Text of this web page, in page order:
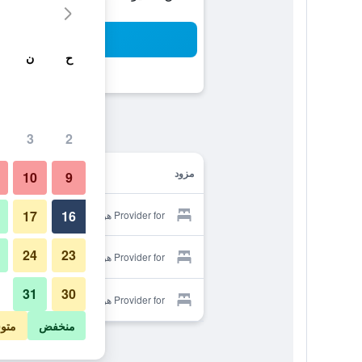
مزود
Provider for هوتل فوجيتا نارا
Provider for هوتل فوجيتا نارا
Provider for هوتل فوجيتا نارا
ح ن
2
3
9
10
16
17
23
24
30
31
منخفض